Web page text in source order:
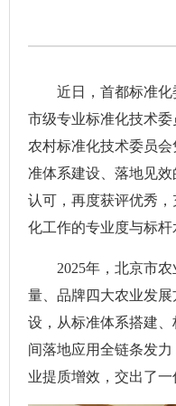
近日，首都标准化
市级专业标准化技术
农村标准化技术委员
准体系建设、落地见
认可，再度获评优秀
化工作的专业度与标杆
2025年，北京市农
量、品牌四大农业发
设，从标准体系搭建
间落地应用全链条发
业提质增效，交出了一